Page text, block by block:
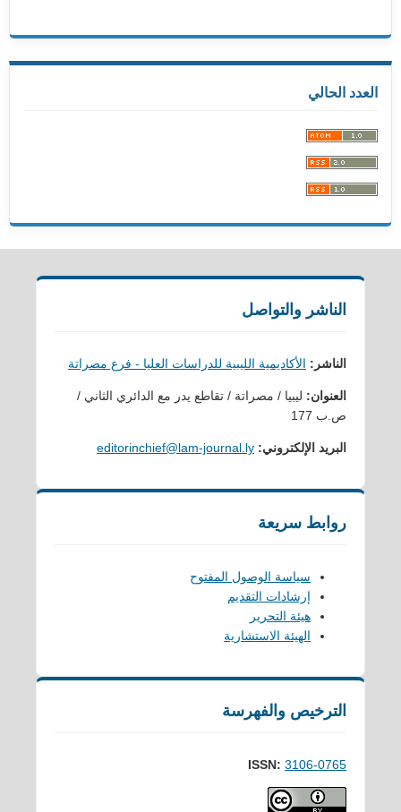
العدد الحالي
الناشر والتواصل
الناشر: الأكاديمية الليبية للدراسات العليا - فرع مصراتة
العنوان: ليبيا / مصراتة / تقاطع يدر مع الدائري الثاني /
ص.ب 177
البريد الإلكتروني: editorinchief@lam-journal.ly
روابط سريعة
سياسة الوصول المفتوح
إرشادات التقديم
هيئة التحرير
الهيئة الاستشارية
الترخيص والفهرسة
ISSN: 3106-0765